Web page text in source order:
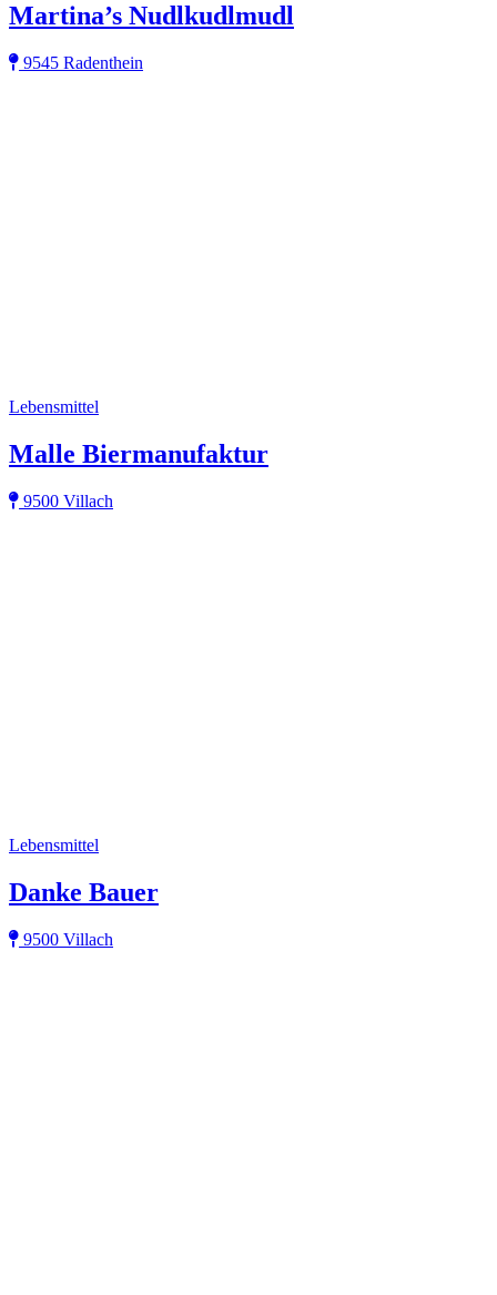
Martina’s Nudlkudlmudl
9545 Radenthein
Lebensmittel
Malle Biermanufaktur
9500 Villach
Lebensmittel
Danke Bauer
9500 Villach